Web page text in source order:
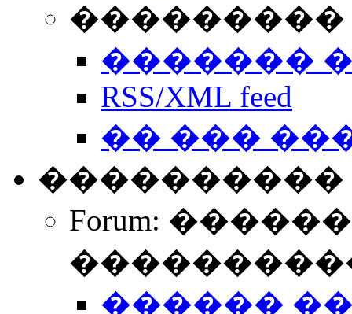
���������
�������
RSS/XML feed
�� ���
����������
Forum:
������